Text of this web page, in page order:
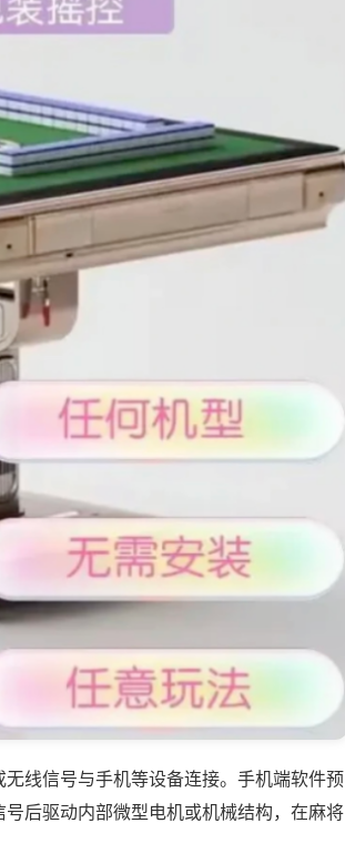
线信号与手机等设备连接。手机端软件预
后驱动内部微型电机或机械结构，在麻将